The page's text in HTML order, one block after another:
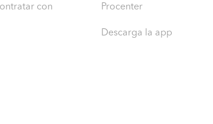
con
Procenter
Descarga la app